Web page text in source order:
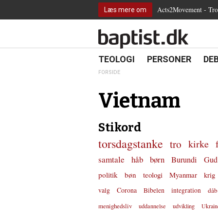
gå
for
6.0:
Internationalt
Læs mere om Acts2Movement -
18.0:
TEOLOGI 19.0:
PERSONER
FORSIDE
Vietnam
Stikord
torsdagstanke tro kirke
samtale håb børn Burundi Gud
politik
bøn teologi Myanmar krig
valg
Corona Bibelen integration dåb
menighedsliv
uddannelse udvikling